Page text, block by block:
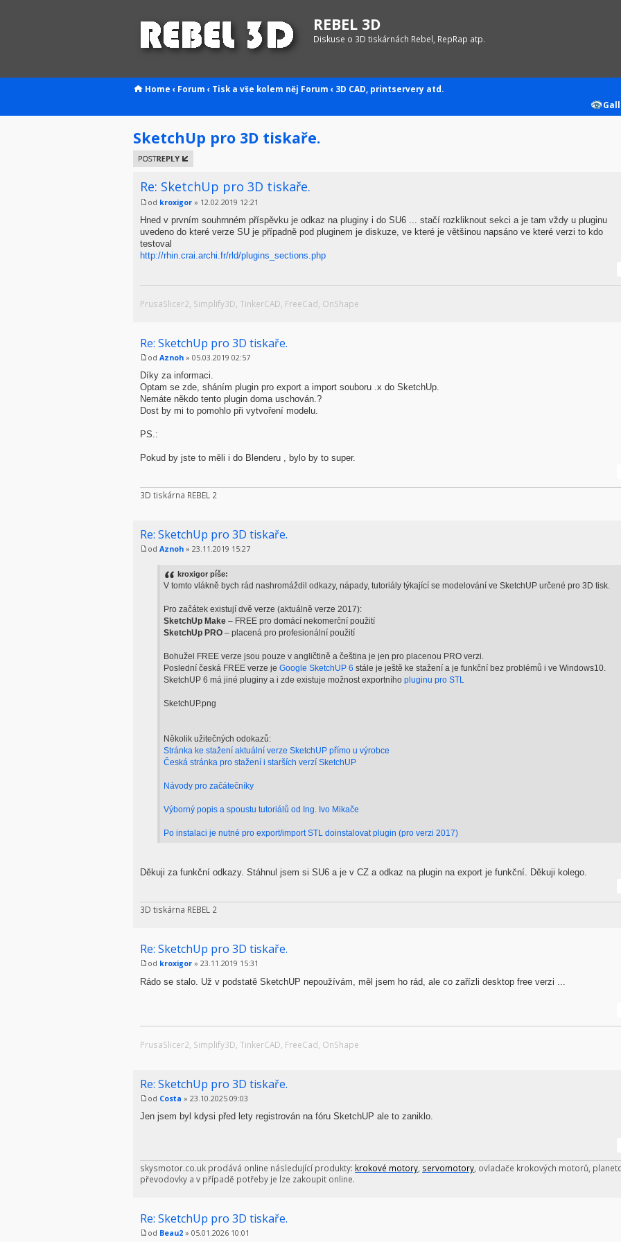
REBEL 3D
Diskuse o 3D tiskárnách Rebel, RepRap atp.
Home ‹ Forum ‹ Tisk a vše kolem něj Forum ‹ 3D CAD, printservery atd.
SketchUp pro 3D tiskaře.
Odeslat
odpověď
Re: SketchUp pro 3D tiskaře.
od kroxigor » 12.02.2019 12:21
Hned v prvním souhrnném příspěvku je odkaz na pluginy i do SU6 ... stačí rozkliknout sekci a je tam vždy u pluginu
uvedeno do které verze SU je případně pod pluginem je diskuze, ve které je většinou napsáno ve které verzi to kdo
testoval
http://rhin.crai.archi.fr/rld/plugins_sections.php
PrusaSlicer2, Simplify3D, TinkerCAD, FreeCad, OnShape
Re: SketchUp pro 3D tiskaře.
od Aznoh » 05.03.2019 02:57
Díky za informaci.
Optam se zde, sháním plugin pro export a import souboru .x do SketchUp.
Nemáte někdo tento plugin doma uschován.?
Dost by mi to pomohlo při vytvoření modelu.
PS.:
Pokud by jste to měli i do Blenderu , bylo by to super.
3D tiskárna REBEL 2
Re: SketchUp pro 3D tiskaře.
od Aznoh » 23.11.2019 15:27
kroxigor píše:
V tomto vlákně bych rád nashromáždil odkazy, nápady, tutoriály týkající se modelování ve SketchUP určené pro 3D tisk.
Pro začátek existují dvě verze (aktuálně verze 2017):
SketchUp Make – FREE pro domácí nekomerční použití
SketchUp PRO – placená pro profesionální použití
Bohužel FREE verze jsou pouze v angličtině a čeština je jen pro placenou PRO verzi.
Poslední česká FREE verze je Google SketchUP 6 stále je ještě ke stažení a je funkční bez problémů i ve Windows10.
SketchUP 6 má jiné pluginy a i zde existuje možnost exportního pluginu pro STL
SketchUP.png
Několik užitečných odokazů:
Stránka ke stažení aktuální verze SketchUP přímo u výrobce
Česká stránka pro stažení i starších verzí SketchUP
Návody pro začátečníky
Výborný popis a spoustu tutoriálů od Ing. Ivo Mikače
Po instalaci je nutné pro export/import STL doinstalovat plugin (pro verzi 2017)
Děkuji za funkční odkazy. Stáhnul jsem si SU6 a je v CZ a odkaz na plugin na export je funkční. Děkuji kolego.
3D tiskárna REBEL 2
Re: SketchUp pro 3D tiskaře.
od kroxigor » 23.11.2019 15:31
Rádo se stalo. Už v podstatě SketchUP nepoužívám, měl jsem ho rád, ale co zařízli desktop free verzi ...
PrusaSlicer2, Simplify3D, TinkerCAD, FreeCad, OnShape
Re: SketchUp pro 3D tiskaře.
od Costa » 23.10.2025 09:03
Jen jsem byl kdysi před lety registrován na fóru SketchUP ale to zaniklo.
skysmotor.co.uk prodává online následující produkty: krokové motory, servomotory, ovladače krokových motorů,
převodovky a v případě potřeby je lze zakoupit online.
Re: SketchUp pro 3D tiskaře.
od Beau2 » 05.01.2026 10:01